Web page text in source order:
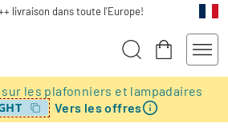
livraison dans toute l'Europe!
sur les plafonniers et lampadaires
Vers les offres